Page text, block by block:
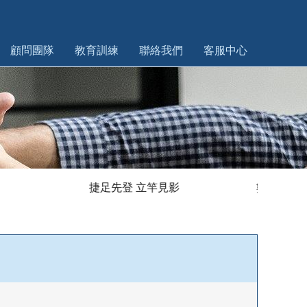
顧問團隊 教育訓練 聯絡我們 客服中心
捷足先登 立竿見影 數位轉型 人資